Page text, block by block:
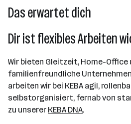
Das erwartet dich
Dir ist flexibles Arbeiten
Wir bieten Gleitzeit, Home-Office
familienfreundliche
arbeiten wir bei KEBA agil,
selbstorganisiert, fernab von
zu unserer KEBA DNA.